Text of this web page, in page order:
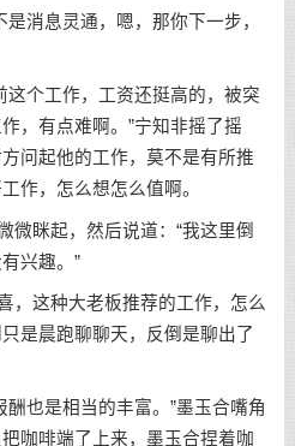
消息灵通，嗯，那你下一步，
这个工作，工资还挺高的，被突
，有点难啊。”宁知非摇了摇
问起他的工作，莫不是有所推
作，怎么想怎么值啊。
微眯起，然后说道：“我这里倒
兴趣。”
，这种大老板推荐的工作，怎么
是晨跑聊聊天，反倒是聊出了
也是相当的丰富。”墨玉合嘴角
咖啡端了上来，墨玉合捏着咖